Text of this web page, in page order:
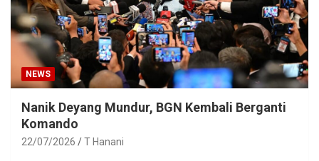
NEWS
Nanik Deyang Mundur, BGN Kembali Berganti
Komando
22/07/2026 T Hanani